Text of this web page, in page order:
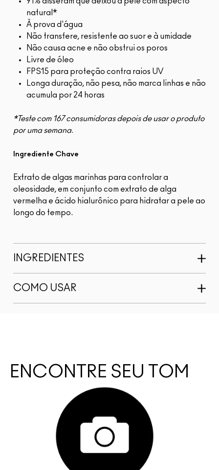
natural*
À prova d'água
Não transfere, resistente ao suor e à umidade
Não causa acne e não obstrui os poros
Livre de óleo
FPS15 para proteção contra raios UV
Longa duração, não pesa, não marca linhas e não
acumula por 24 horas
*Teste com 167 consumidoras depois de usar o produto
por uma semana.
Ingrediente Chave
Extrato de algas marinhas para controlar a
oleosidade, em conjunto com extrato de alga
vermelha e ácido hialurônico para hidratar a pele ao
longo do tempo.
INGREDIENTES
COMO USAR
ENCONTRE SEU TOM